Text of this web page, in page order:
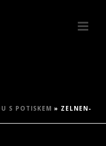
S POTISKEM » ZELNEN-